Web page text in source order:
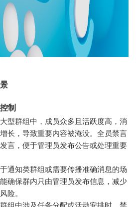
制
大型群组中，成员众多且活跃度高，消
长，导致重要内容被淹没。全员禁言
言，便于管理员发布公告或处理重要
于通知类群组或需要传播准确消息的场
确保群内只由管理员发布信息，减少
险。
群组中涉及任务分配或活动安排时，禁